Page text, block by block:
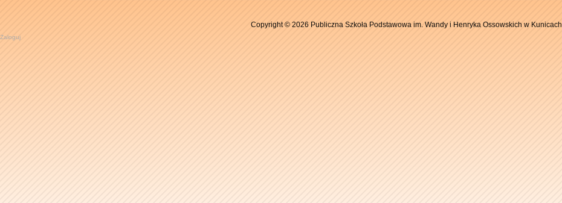
Copyright © 2026 Publiczna Szkoła Podstawowa im. Wandy i Henryka Ossowskich w Kunicach
Zaloguj